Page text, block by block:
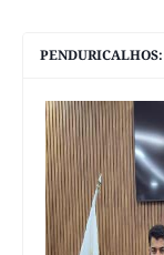
PENDURICALHOS: